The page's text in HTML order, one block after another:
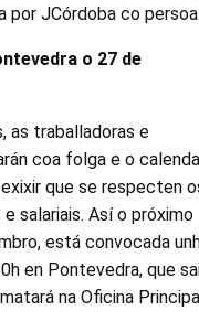
por JCórdoba co
o 27 de
as traballadoras e
coa folga e o
que se respecten
salariais. Así o próximo
está convocada
en Pontevedra, que
na Oficina